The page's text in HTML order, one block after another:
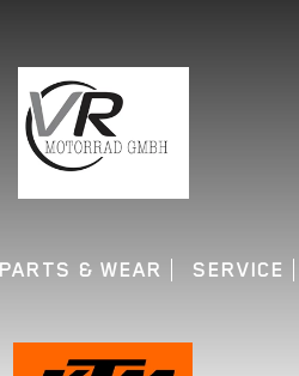
PARTS & WEAR SERVICE